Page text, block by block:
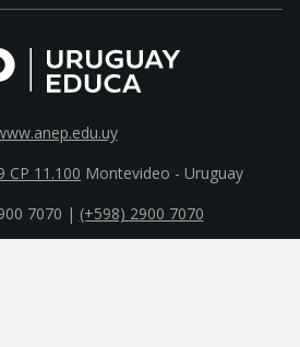
CP 11.100 Montevideo - Uruguay
7070 | (+598) 2900 7070